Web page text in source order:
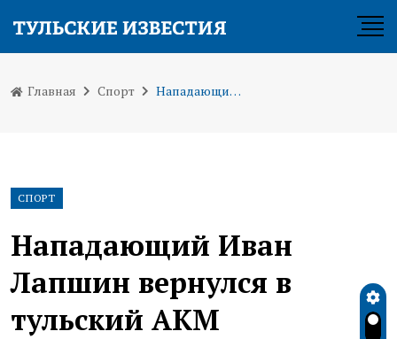
Главная Спорт Нападающий Иван Лапшин вернулся в тульский АКМ
СПОРТ
Нападающий Иван
Лапшин вернулся в
тульский АКМ